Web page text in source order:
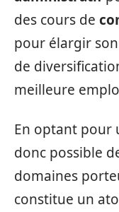
des cours de
pour élargir
de
meilleure
En optant pour
donc possible
domaines
constitue un